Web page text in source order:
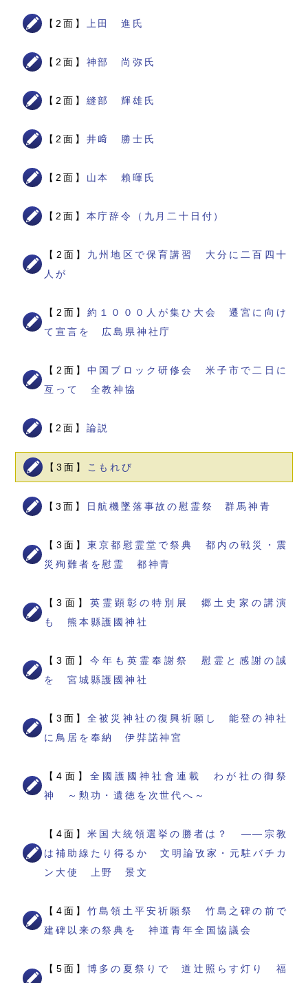
【2面】 上田 進氏
【2面】 神部 尚弥氏
【2面】 縫部 輝雄氏
【2面】 井﨑 勝士氏
【2面】 山本 賴暉氏
【2面】 本庁辞令（九月二十日付）
【2面】 九州地区で保育講習 大分に二百四十
人が
【2面】約１０００人が集ひ大会 遷宮に向け
て宣言を 広島県神社庁
【2面】中国ブロック研修会 米子市で二日に
亙って 全教神協
【2面】 論説
【3面】 こもれび
【3面】 日航機墜落事故の慰霊祭 群馬神青
【3面】東京都慰霊堂で祭典 都内の戦災・震
災殉難者を慰霊 都神青
【3面】 英霊顕彰の特別展 郷土史家の講演
も 熊本縣護國神社
【3面】 今年も英霊奉謝祭 慰霊と感謝の誠
を 宮城縣護國神社
【3面】全被災神社の復興祈願し 能登の神社
に鳥居を奉納 伊弉諾神宮
【4面】 全國護國神社會連載 わが社の御祭
神 ～勲功・遺徳を次世代へ～
【4面】米国大統領選挙の勝者は？ ――宗教
は補助線たり得るか 文明論攷家・元駐バチカ
ン大使 上野 景文
【4面】竹島領土平安祈願祭 竹島之碑の前で
建碑以来の祭典を 神道青年全国協議会
【5面】博多の夏祭りで 道辻照らす灯り 福